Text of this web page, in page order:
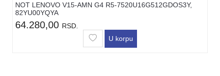
NOT LENOVO V15-AMN G4 R5-7520U16G512GDOS3Y,
82YU00YQYA
64.280,00 RSD.
U korpu